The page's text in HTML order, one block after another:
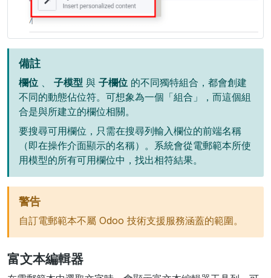
備註
欄位 子模型 與 子欄位 的不同獨特組合，都會創建
不同的動態佔位符。可想象為一個「組合」，而這個組
合是與所建立的欄位相關。
要搜尋可用欄位，只需在搜尋列輸入欄位的前端名稱
（即在操作介面顯示的名稱）。系統會從電郵範本所使
用模型的所有可用欄位中，找出相符結果。
警告
自訂電郵範本不屬 Odoo 技術支援服務涵蓋的範圍。
富文本編輯器